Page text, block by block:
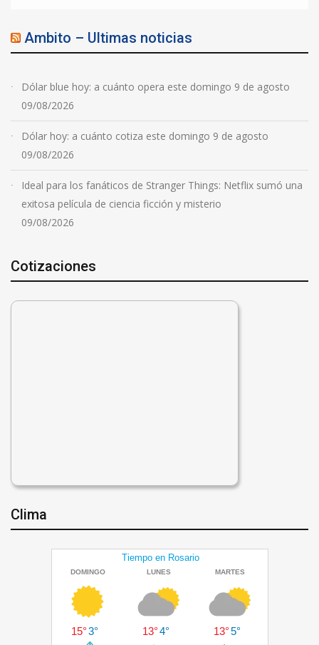
Ambito – Ultimas noticias
Dólar blue hoy: a cuánto opera este domingo 9 de agosto
09/08/2026
Dólar hoy: a cuánto cotiza este domingo 9 de agosto
09/08/2026
Ideal para los fanáticos de Stranger Things: Netflix sumó una
exitosa película de ciencia ficción y misterio
09/08/2026
Cotizaciones
Clima